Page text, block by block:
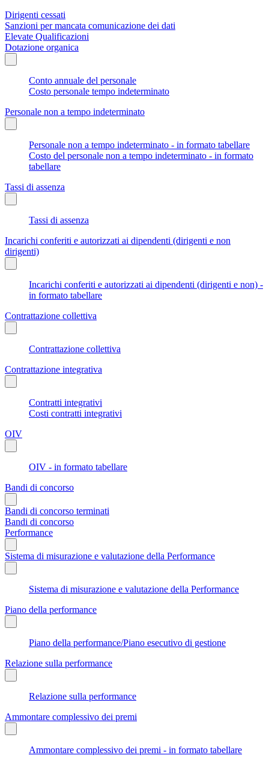
Dirigenti cessati
Sanzioni per mancata comunicazione dei dati
Elevate Qualificazioni
Dotazione organica
Conto annuale del personale
Costo personale tempo indeterminato
Personale non a tempo indeterminato
Personale non a tempo indeterminato - in formato tabellare
Costo del personale non a tempo indeterminato - in formato
tabellare
Tassi di assenza
Tassi di assenza
Incarichi conferiti e autorizzati ai dipendenti (dirigenti e non
dirigenti)
Incarichi conferiti e autorizzati ai dipendenti (dirigenti e non) -
in formato tabellare
Contrattazione collettiva
Contrattazione collettiva
Contrattazione integrativa
Contratti integrativi
Costi contratti integrativi
OIV
OIV - in formato tabellare
Bandi di concorso
Bandi di concorso terminati
Bandi di concorso
Performance
Sistema di misurazione e valutazione della Performance
Sistema di misurazione e valutazione della Performance
Piano della performance
Piano della performance/Piano esecutivo di gestione
Relazione sulla performance
Relazione sulla performance
Ammontare complessivo dei premi
Ammontare complessivo dei premi - in formato tabellare